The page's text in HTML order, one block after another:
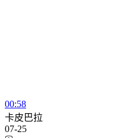
00:58
卡皮巴拉
07-25